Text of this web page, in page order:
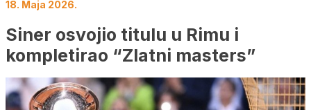
18. Maja 2026.
Siner osvojio titulu u Rimu i
kompletirao “Zlatni masters”